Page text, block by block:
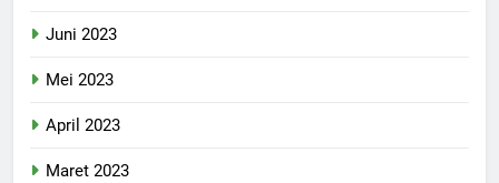
Juni 2023
Mei 2023
April 2023
Maret 2023